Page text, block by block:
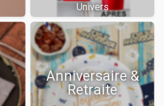
Univers
Anniversaire &
Retraite